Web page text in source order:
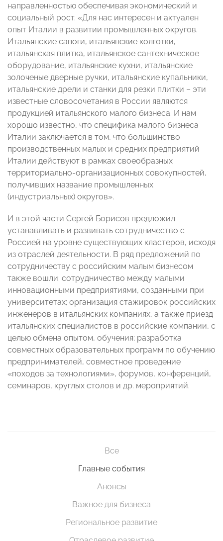
направленностью обеспечивая экономический и
социальный рост. «Для нас интересен и актуален
опыт Италии в развитии промышленных округов.
Итальянские сапоги, итальянские колготки,
итальянская плитка, итальянское сантехническое
оборудование, итальянские кухни, итальянские
золоченые дверные ручки, итальянские купальники,
итальянские дрели и станки для резки плитки – эти
известные словосочетания в России являются
продукцией итальянского малого бизнеса. И нам
хорошо известно, что специфика малого бизнеса
Италии заключается в том, что большинство
производственных малых и средних предприятий
Италии действуют в рамках своеобразных
территориально-организационных совокупностей,
получивших название промышленных
(индустриальных) округов».
И в этой части Сергей Борисов предложил
устанавливать и развивать сотрудничество с
Россией на уровне существующих кластеров, исходя
из отраслей деятельности. В ряд предложений по
сотрудничеству с российским малым бизнесом
также вошли: сотрудничество между малыми
инновационными предприятиями, созданными при
университетах; организация стажировок российских
инженеров в итальянских компаниях, а также приезд
итальянских специалистов в российские компании, с
целью обмена опытом, обучения; разработка
совместных образовательных программ по обучению
предпринимателей, совместное проведение
«походов за технологиями», форумов, конференций,
семинаров, круглых столов и др. мероприятий.
Все
Главные события
Анонсы
Важное для бизнеса
Региональное развитие